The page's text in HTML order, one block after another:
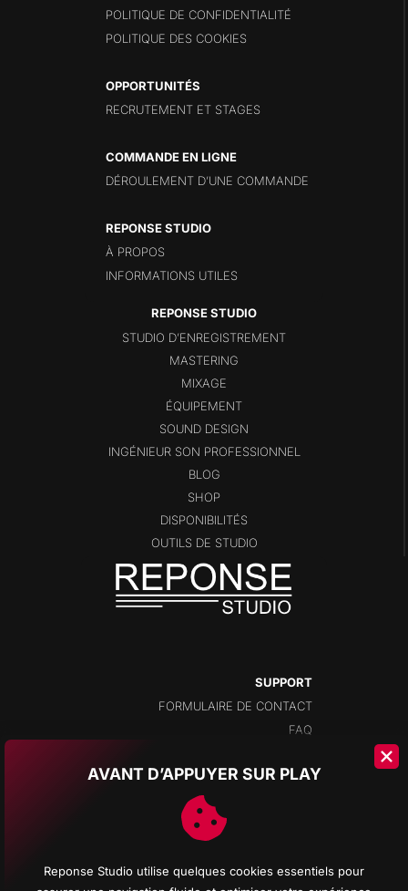
POLITIQUE DE CONFIDENTIALITÉ
POLITIQUE DES COOKIES
OPPORTUNITÉS
RECRUTEMENT ET STAGES
COMMANDE EN LIGNE
DÉROULEMENT D’UNE COMMANDE
REPONSE STUDIO
À PROPOS
INFORMATIONS UTILES
STUDIO D’ENREGISTREMENT
MASTERING
MIXAGE
ÉQUIPEMENT
SOUND DESIGN
INGÉNIEUR SON PROFESSIONNEL
BLOG
SHOP
DISPONIBILITÉS
OUTILS DE STUDIO
SUPPORT
FORMULAIRE DE CONTACT
FAQ
CHAMPS-MONTANTS 14A
SUISSE
AVANT D’APPUYER SUR PLAY
Reponse Studio utilise quelques cookies essentiels pour